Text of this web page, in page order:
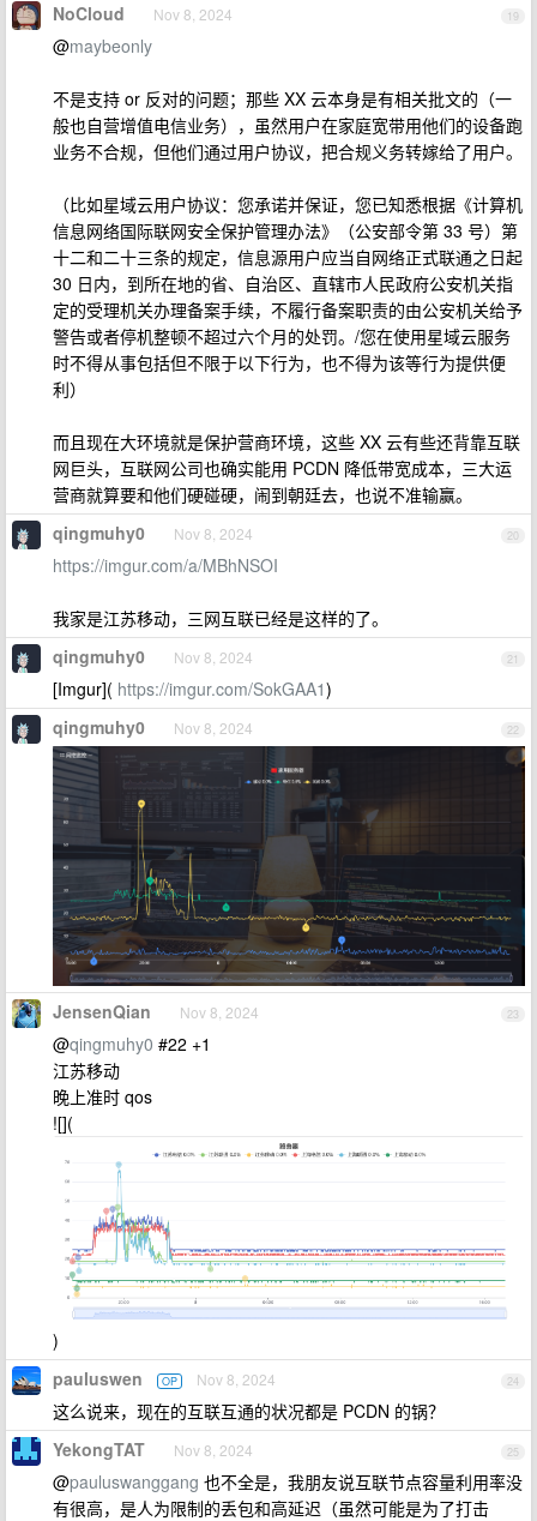
19
NoCloud Nov 8, 2024
@maybeonly
不是支持 or 反对的问题；那些 XX 云本身是有相关批文的（一
般也自营增值电信业务），虽然用户在家庭宽带用他们的设备跑
业务不合规，但他们通过用户协议，把合规义务转嫁给了用户。
（比如星域云用户协议：您承诺并保证，您已知悉根据《计算机
信息网络国际联网安全保护管理办法》（公安部令第 33 号）第
十二和二十三条的规定，信息源用户应当自网络正式联通之日起
30 日内，到所在地的省、自治区、直辖市人民政府公安机关指
定的受理机关办理备案手续，不履行备案职责的由公安机关给予
警告或者停机整顿不超过六个月的处罚。/您在使用星域云服务
时不得从事包括但不限于以下行为，也不得为该等行为提供便
利）
而且现在大环境就是保护营商环境，这些 XX 云有些还背靠互联
网巨头，互联网公司也确实能用 PCDN 降低带宽成本，三大运
营商就算要和他们硬碰硬，闹到朝廷去，也说不准输赢。
20
qingmuhy0 Nov 8, 2024
https://imgur.com/a/MBhNSOI
我家是江苏移动，三网互联已经是这样的了。
21
qingmuhy0 Nov 8, 2024
[Imgur]( https://imgur.com/SokGAA1)
22
qingmuhy0 Nov 8, 2024
23
JensenQian Nov 8, 2024
@qingmuhy0 #22 +1
江苏移动
晚上准时 qos
![](
)
24
pauluswen OP Nov 8, 2024
这么说来，现在的互联互通的状况都是 PCDN 的锅？
25
YekongTAT Nov 8, 2024
@pauluswanggang 也不全是，我朋友说互联节点容量利用率没
有很高，是人为限制的丢包和高延迟（虽然可能是为了打击